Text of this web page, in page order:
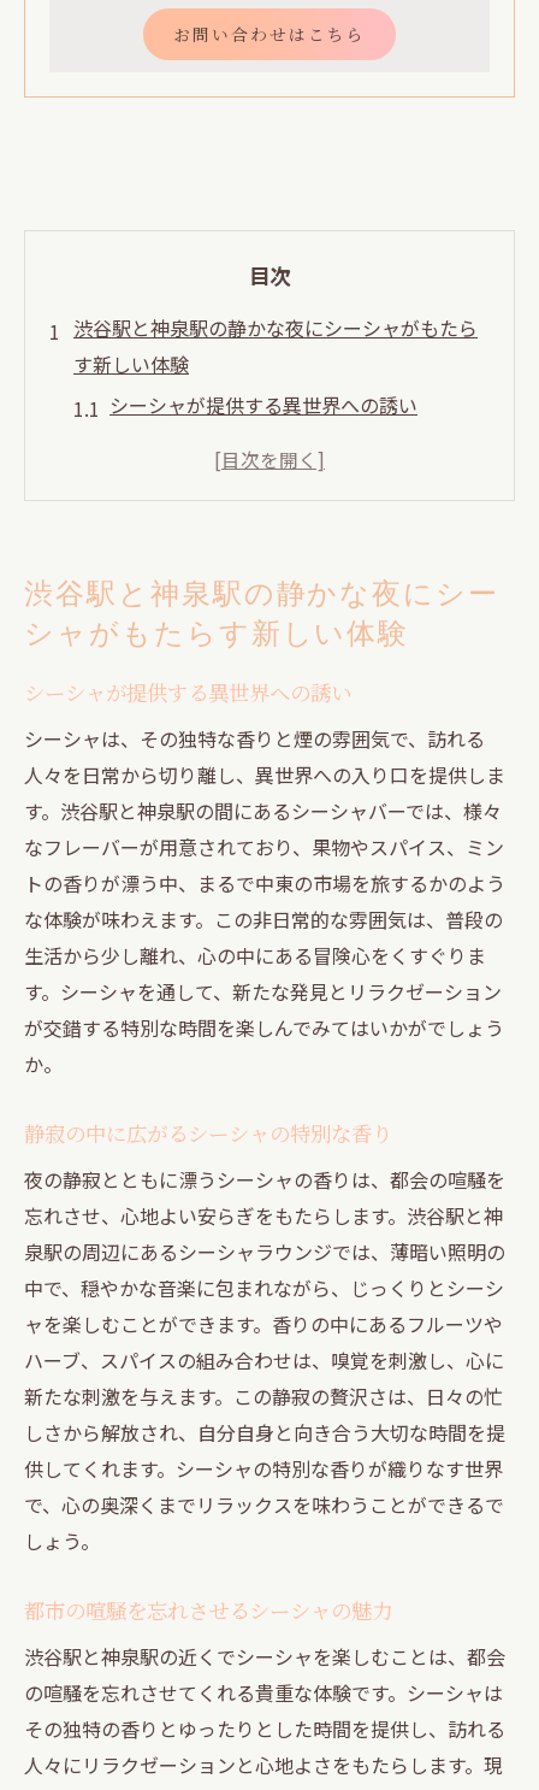
お問い合わせはこちら
目次
渋谷駅と神泉駅の静かな夜にシーシャがもたら
す新しい体験
シーシャが提供する異世界への誘い
静寂の中に広がるシーシャの特別な香り
ジ
シーシャを通して感じる静寂の贅沢
シーシャを通じて楽しむ渋谷と神泉の特別なナ
ナイトライフにおけるシーシャの位置づけ
シーシャが繋ぐ人々の交流
渋谷と神泉の夜に舞うシーシャの煙
シーシャ文化が彩る夜の体験
異文化交流の場としてのシーシャラウンジ
シーシャを通じて広がるナイトライフ
シーシャの香りとともに過ごす渋谷駅のリラク
ゼーション
香り高いシーシャで心を癒すひととき
シーシャがもたらす都会のオアシス
リラクゼーションと交流を兼ね備えたシー
シャの場
シーシャの香りに包まれた夜の楽しみ方
渋谷駅で味わうシーシャの新しい魅力
神泉駅でのシーシャ体験が広げる夜の交流の輪
神泉駅でのシーシャ体験の魅力
シーシャが生む新しいコミュニティ
夜の神泉で交流を深めるシーシャ時間
シーシャを通じた神泉の夜の楽しみ方
非日常を求めてシーシャが導く渋谷駅の夜
非日常を求めるシーシャ愛好者たち
シーシャが提供する特別な夜の体験
渋谷駅で体験するシーシャの新世界
渋谷駅と神泉駅の静かな夜にシー
シャがもたらす新しい体験
シーシャが提供する異世界への誘い
シーシャは、その独特な香りと煙の雰囲気で、訪れる
人々を日常から切り離し、異世界への入り口を提供しま
す。渋谷駅と神泉駅の間にあるシーシャバーでは、様々
なフレーバーが用意されており、果物やスパイス、ミン
トの香りが漂う中、まるで中東の市場を旅するかのよう
な体験が味わえます。この非日常的な雰囲気は、普段の
生活から少し離れ、心の中にある冒険心をくすぐりま
す。シーシャを通して、新たな発見とリラクゼーション
が交錯する特別な時間を楽しんでみてはいかがでしょう
か。
静寂の中に広がるシーシャの特別な香り
夜の静寂とともに漂うシーシャの香りは、都会の喧騒を
忘れさせ、心地よい安らぎをもたらします。渋谷駅と神
泉駅の周辺にあるシーシャラウンジでは、薄暗い照明の
中で、穏やかな音楽に包まれながら、じっくりとシーシ
ャを楽しむことができます。香りの中にあるフルーツや
ハーブ、スパイスの組み合わせは、嗅覚を刺激し、心に
新たな刺激を与えます。この静寂の贅沢さは、日々の忙
しさから解放され、自分自身と向き合う大切な時間を提
供してくれます。シーシャの特別な香りが織りなす世界
で、心の奥深くまでリラックスを味わうことができるで
しょう。
都市の喧騒を忘れさせるシーシャの魅力
渋谷駅と神泉駅の近くでシーシャを楽しむことは、都会
の喧騒を忘れさせてくれる貴重な体験です。シーシャは
その独特の香りとゆったりとした時間を提供し、訪れる
人々にリラクゼーションと心地よさをもたらします。現